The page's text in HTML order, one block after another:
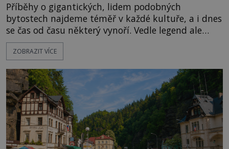
Příběhy o gigantických, lidem podobných
bytostech najdeme téměř v každé kultuře, a i dnes
se čas od času některý vynoří. Vedle legend ale
existuje také mnoho artefaktů, staveb či dokonce
očitých svědectví, které údajně dokazují, že obři
Prozkoumejte je společně s ENIGMOU! [gallery
ZOBRAZIT VÍCE